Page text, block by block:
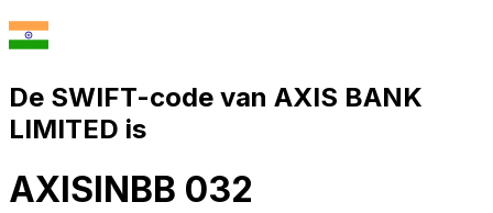
De SWIFT-code van AXIS BANK
LIMITED is
AXISINBB 032